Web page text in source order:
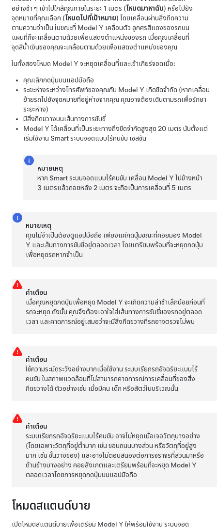
อย่างช้า ๆ เข้าไปใกล้คุณภายในระยะ1 เมตร (โหมดมาหาฉัน) หรือไปยัง
จุดหมายที่คุณเลือก (โหมดไปที่เป้าหมาย) โดยเคลื่อนผ่านสิ่งกีดความ
ตามความจำเป็น ในขณะที่ Model Y เคลื่อนตัว ลูกศรสีแดงของรถบน
แผนที่ก็จะเคลื่อนตามด้วยเพื่อแสดงตำแหน่งของรถ เมื่อคุณเคลื่อนที่
จุดสีน้ำเงินของคุณจะเคลื่อนตามด้วยเพื่อแสดงตำแหน่งของคุณ
ในทั้งสองโหมด Model Y จะหยุดเคลื่อนที่และเข้าเกียร์จอดเมื่อ:
คุณเลิกกดปุ่มบนแอปมือถือ
ระยะห่างระหว่างโทรศัพท์ของคุณกับ Model Y เกิดขีดจำกัด (หากเคลื่อน
ย้ายรถไปยังจุดหมายที่อยู่ห่างจากคุณ คุณอาจต้องเดินตามรถเพื่อรักษา
ระยะห่าง)
มีสิ่งกีดขวางบนเส้นทางการขับขี่
Model Y ได้เคลื่อนที่เป็นระยะทางถึงขีดจำกัดสูงสุด 20 เมตร นับตั้งแต่
เริ่มใช้งาน Smartระบบจอดแบบไร้คนขับ เซสชัน
หมายเหตุ
หาก Smartระบบจอดแบบไร้คนขับ เคลื่อน Model Y ไปข้างหน้า
3 เมตรแล้วถอยหลัง 2 เมตร จะถือเป็นการเคลื่อนที่ 5 เมตร
หมายเหตุ
คุณไม่จำเป็นต้องดูแอปมือถือ เพียงแค่กดปุ่มขณะที่คอยมอง Model
Y และเส้นทางการขับขี่อยู่ตลอดเวลา โดยเตรียมพร้อมที่จะหยุดกดปุ่ม
เพื่อหยุดรถหากจำเป็น
คำเตือน
เมื่อคุณหยุดกดปุ่มเพื่อหยุด Model Y จะเกิดความล่าช้าเล็กน้อยก่อนที่
รถจะหยุด ดังนั้น คุณจึงต้องเอาใจใส่เส้นทางการขับขี่ของรถอยู่ตลอด
เวลา และคาดการณ์อยู่เสมอว่าจะมีสิ่งกีดขวางที่รถอาจตรวจไม่พบ
คำเตือน
ใช้ความระมัดระวังอย่างมากเมื่อใช้งานระบบเรียกรถอัจฉริยะแบบไร้
คนขับ ในสภาพแวดล้อมที่ไม่สามารถคาดการณ์การเคลื่อนที่ของสิ่ง
กีดขวางได้ ตัวอย่างเช่น เมื่อมีคน เด็ก หรือสัตว์ในบริเวณนั้น
คำเตือน
ระบบเรียกรถอัจฉริยะแบบไร้คนขับ อาจไม่หยุดเมื่อเจอวัตถุบางอย่าง
(โดยเฉพาะวัตถุที่อยู่ต่ำมาก เช่น ขอบถนนบางส่วน หรือวัตถุที่อยู่สูง
มาก เช่น ชั้นวางของ) และอาจไม่ตอบสนองต่อการจราจรที่สวนมาหรือ
ด้านข้างบางอย่าง คอยสังเกตและเตรียมพร้อมที่จะหยุด Model Y
ตลอดเวลาโดยการหยุดกดปุ่มบนแอปมือถือ
โหมดสแตนด์บาย
เปิดโหมดสแตนด์บายเพื่อเตรียม Model Y ให้พร้อมใช้งาน ระบบจอด